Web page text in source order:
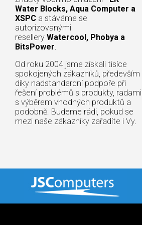
Water Blocks, Aqua Computer a
XSPC a stáváme se
autorizovanými
resellery Watercool, Phobya a
BitsPower.
Od roku 2004 jsme získali tisíce
spokojených zákazníků, především
díky nadstandardní podpoře při
řešení problémů s produkty, radami
s výběrem vhodných produktů a
podobně. Budeme rádi, pokud se
mezi naše zákazníky zařadíte i Vy.